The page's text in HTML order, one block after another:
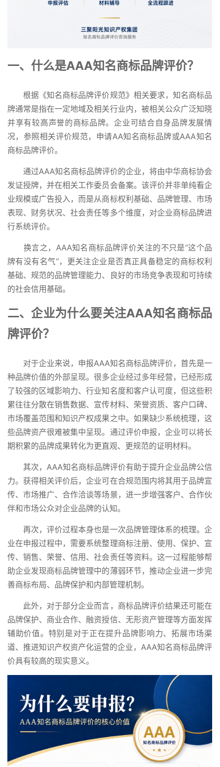
一、什么是AAA知名商标品牌评价？
根据《知名商标品牌评价规范》相关要求，知名商标品
牌通常是指在一定地域及相关行业内，被相关公众广泛知晓
并享有较高声誉的商标品牌。企业可结合自身品牌发展情
况，参照相关评价规范，申请AA知名商标品牌或AAA知名
商标品牌评价。
通过AAA知名商标品牌评价的企业，将由中华商标协会
发证授牌，并在相关工作委员会备案。该评价并非单纯看企
业规模或广告投入，而是从商标权利基础、品牌管理、市场
表现、财务状况、社会责任等多个维度，对企业商标品牌进
行系统评价。
换言之，AAA知名商标品牌评价关注的不只是“这个品
牌有没有名气”，更关注企业是否真正具备稳定的商标权利
基础、规范的品牌管理能力、良好的市场竞争表现和可持续
的社会信用基础。
二、企业为什么要关注AAA知名商标品
牌评价？
对于企业来说，申报AAA知名商标品牌评价，首先是一
种品牌价值的外部呈现。很多企业经过多年经营，已经形成
了较强的区域影响力、行业知名度和客户认可度，但这些积
累往往分散在销售数据、宣传材料、荣誉资质、客户口碑、
市场覆盖范围和知识产权成果之中。如果缺少系统梳理，这
些品牌资产很难被集中呈现。通过评价申报，企业可以将长
期积累的品牌成果转化为更直观、更规范的证明材料。
其次，AAA知名商标品牌评价有助于提升企业品牌公信
力。获得相关评价后，企业可在合规范围内将其用于品牌宣
传、市场推广、合作洽谈等场景，进一步增强客户、合作伙
伴和市场公众对企业品牌的认知。
再次，评价过程本身也是一次品牌管理体系的梳理。企
业在申报过程中，需要系统整理商标注册、使用、保护、宣
传、销售、荣誉、信用、社会责任等资料。这一过程能够帮
助企业发现商标品牌管理中的薄弱环节，推动企业进一步完
善商标布局、品牌保护和内部管理机制。
此外，对于部分企业而言，商标品牌评价结果还可能在
品牌保护、商业合作、融资授信、无形资产管理等方面发挥
辅助价值。特别是对于正在提升品牌影响力、拓展市场渠
道、推进知识产权资产化运营的企业， AAA知名商标品牌评
价具有较高的现实意义。